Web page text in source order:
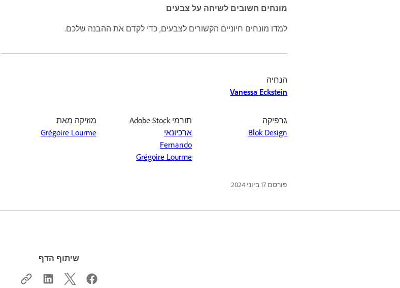
מונחים חשובים לשיחה על צבעים
למדו מונחים חיוניים הקשורים לצבעים, כדי לקדם את ההבנה שלכם.
הנחיה
Vanessa Eckstein
גרפיקה
Blok Design
תורמי Adobe Stock
ארכיונאי
Fernando
Grégoire Lourme
מוזיקה מאת
Grégoire Lourme
פורסם 17 ביוני 2024
שיתוף הדף